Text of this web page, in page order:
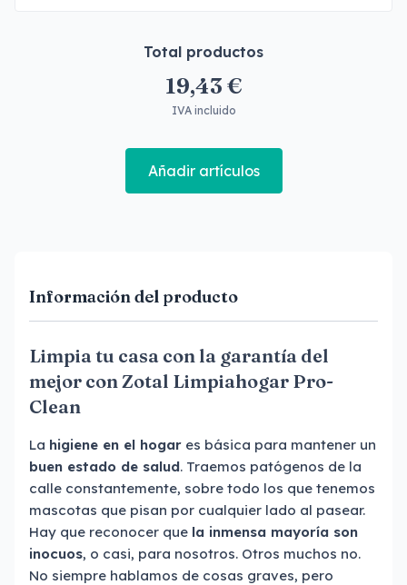
Total productos
19,43 €
IVA incluido
Añadir artículos
Información del producto
Limpia tu casa con la garantía del
mejor con Zotal Limpiahogar Pro-
Clean
La higiene en el hogar es básica para mantener un
buen estado de salud. Traemos patógenos de la
calle constantemente, sobre todo los que tenemos
mascotas que pisan por cualquier lado al pasear.
Hay que reconocer que la inmensa mayoría son
inocuos, o casi, para nosotros. Otros muchos no.
No siempre hablamos de cosas graves, pero